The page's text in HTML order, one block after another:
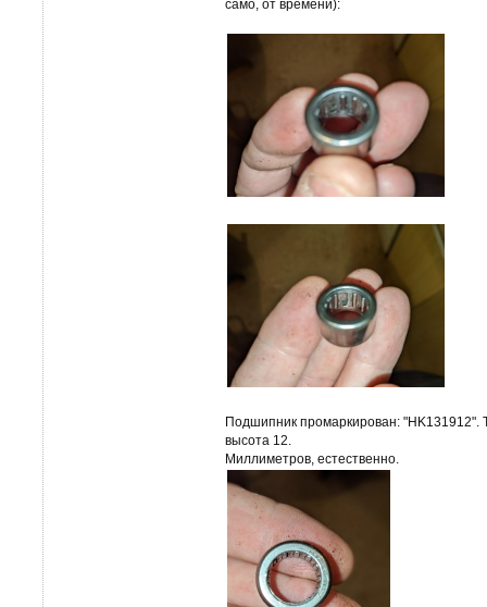
само, от времени):
Подшипник промаркирован: "HK131912".
высота 12.
Миллиметров, естественно.